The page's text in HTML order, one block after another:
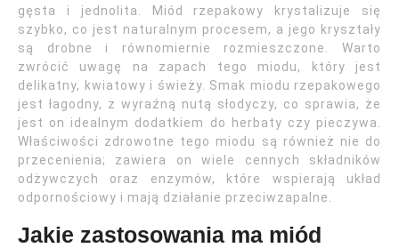
gęsta i jednolita. Miód rzepakowy krystalizuje się
szybko, co jest naturalnym procesem, a jego kryształy
są drobne i równomiernie rozmieszczone. Warto
zwrócić uwagę na zapach tego miodu, który jest
delikatny, kwiatowy i świeży. Smak miodu rzepakowego
jest łagodny, z wyraźną nutą słodyczy, co sprawia, że
jest on idealnym dodatkiem do herbaty czy pieczywa.
Właściwości zdrowotne tego miodu są również nie do
przecenienia; zawiera on wiele cennych składników
odżywczych oraz enzymów, które wspierają układ
odpornościowy i mają działanie przeciwzapalne.
Jakie zastosowania ma miód